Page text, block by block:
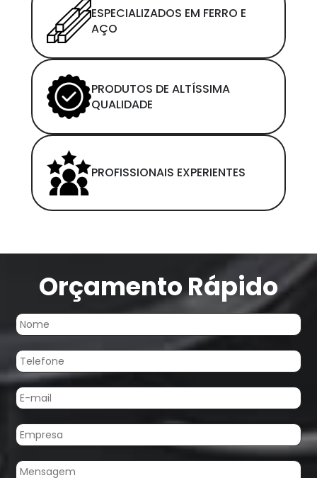
ESPECIALIZADOS EM FERRO E
AÇO
PRODUTOS DE ALTÍSSIMA
QUALIDADE
PROFISSIONAIS EXPERIENTES
Orçamento Rápido